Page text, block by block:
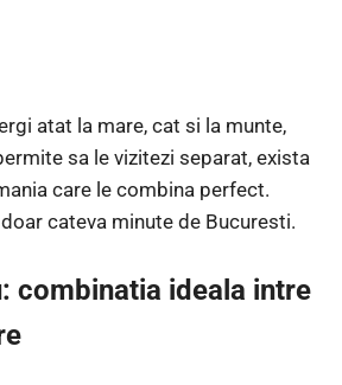
atat la mare, cat si la munte,
sa le vizitezi separat, exista
care le combina perfect.
cateva minute de Bucuresti.
combinatia ideala intre